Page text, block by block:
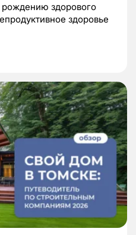
здорового
здоровье